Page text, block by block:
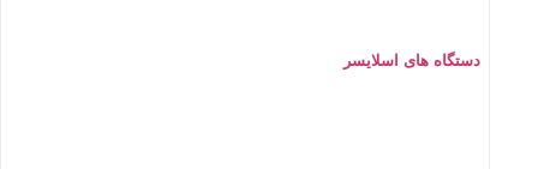
دستگاه های اسلایسر